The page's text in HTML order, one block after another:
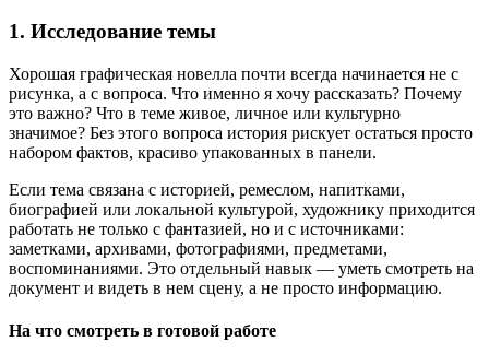
1. Исследование темы
Хорошая графическая новелла почти всегда начинается не с
рисунка, а с вопроса. Что именно я хочу рассказать? Почему
это важно? Что в теме живое, личное или культурно
значимое? Без этого вопроса история рискует остаться просто
набором фактов, красиво упакованных в панели.
Если тема связана с историей, ремеслом, напитками,
биографией или локальной культурой, художнику приходится
работать не только с фантазией, но и с источниками:
заметками, архивами, фотографиями, предметами,
воспоминаниями. Это отдельный навык — уметь смотреть на
документ и видеть в нем сцену, а не просто информацию.
На что смотреть в готовой работе